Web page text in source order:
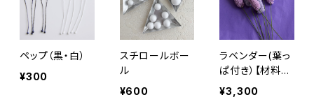
ペップ（黒・白）
¥300
スチロールボー
ル
¥600
ラベンダー(葉っ
ぱ付き）【材料セ
ット】
¥3,300